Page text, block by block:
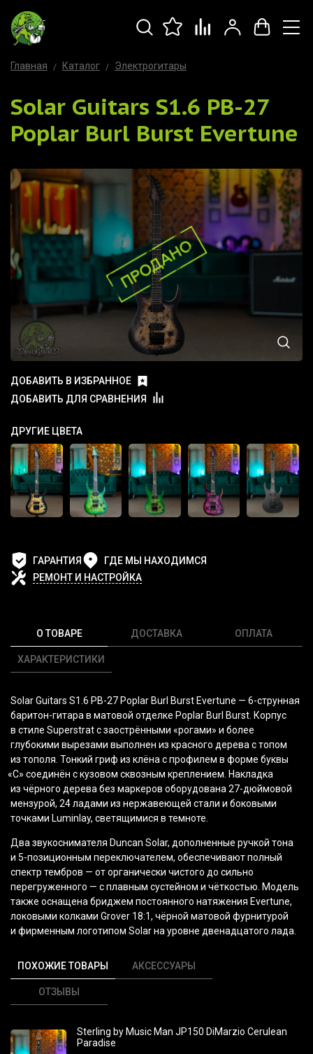
Главная Каталог Электрогитары
Solar Guitars S1.6 PB-27
Poplar Burl Burst Evertune
ДОБАВИТЬ В ИЗБРАННОЕ
ДОБАВИТЬ ДЛЯ СРАВНЕНИЯ
ДРУГИЕ ЦВЕТА
ГАРАНТИЯ
ГДЕ МЫ НАХОДИМСЯ
РЕМОНТ И НАСТРОЙКА
О ТОВАРЕ
ХАРАКТЕРИСТИКИ
ДОСТАВКА ОПЛАТА
Solar Guitars S1.6 PB-27 Poplar Burl Burst Evertune — 6-струнная
баритон-гитара в матовой отделке Poplar Burl Burst. Корпус
в стиле Superstrat с заострёнными «рогами» и более
глубокими вырезами выполнен из красного дерева с топом
из тополя. Тонкий гриф из клёна с профилем в форме буквы
«С» соединён с кузовом сквозным креплением. Накладка
из чёрного дерева без маркеров оборудована 27-дюймовой
мензурой, 24 ладами из нержавеющей стали и боковыми
точками Luminlay, светящимися в темноте.
Два звукоснимателя Duncan Solar, дополненные ручкой тона
и 5-позиционным переключателем, обеспечивают полный
спектр тембров — от органически чистого до сильно
перегруженного — с плавным сустейном и чёткостью. Модель
также оснащена бриджем постоянного натяжения Evertune,
локовыми колками Grover 18:1, чёрной матовой фурнитурой
и фирменным логотипом Solar на уровне двенадцатого лада.
ПОХОЖИЕ ТОВАРЫ АКСЕССУАРЫ
ОТЗЫВЫ
Sterling by Music Man JP150 DiMarzio Cerulean
Paradise